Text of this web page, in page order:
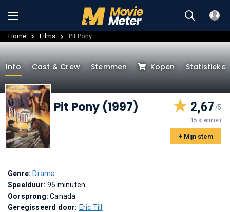
Home Films Pit Pony
Info Cast & Crew Stemmen Kopen
Pit Pony (1997) 2,67
15 stemmen
+ Mijn stem
Genre: Drama
Speelduur:95 minuten
Oorsprong:Canada
Geregisseerd door: Eric Till